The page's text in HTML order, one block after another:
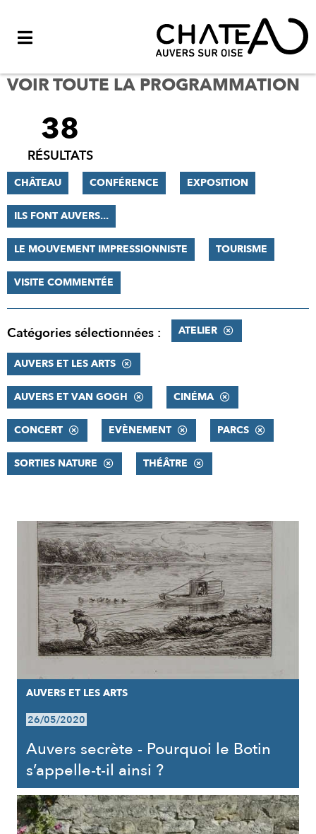
VOIR TOUTE LA PROGRAMMATION
FILTRER
RÉSULTATS
38
RÉSULTATS
CHÂTEAU CONFÉRENCE EXPOSITION
ILS FONT AUVERS...
LE MOUVEMENT IMPRESSIONNISTE TOURISME
VISITE COMMENTÉE
Catégories sélectionnées : ATELIER
AUVERS ET LES ARTS
AUVERS ET VAN GOGH CINÉMA
CONCERT EVÈNEMENT PARCS
SORTIES NATURE THÉÂTRE
RÉSULTATS
AUVERS ET LES ARTS
26/05/2020
Auvers secrète - Pourquoi le Botin
s’appelle-t-il ainsi ?